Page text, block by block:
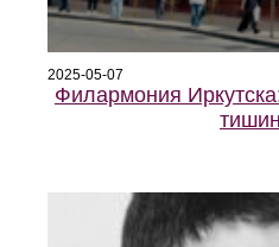
2025-05-07
Филармония